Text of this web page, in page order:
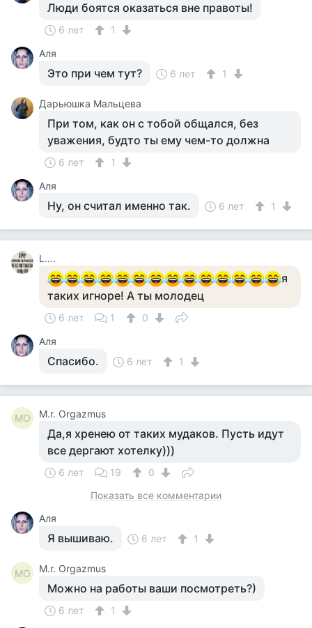
Люди боятся оказаться вне правоты!
6 лет
1
Аля
Это при чем тут? 6 лет 1
Дарьюшка Мальцева
При том, как он с тобой общался, без
уважения, будто ты ему чем-то должна
6 лет
1
Аля
Ну, он считал именно так. 6 лет 1
L….
я
таких игноре! А ты молодец
6 лет 1
0
Аля
Спасибо. 6 лет 1
MO M.r. Orgazmus
Да,я хренею от таких мудаков. Пусть идут
все дергают хотелку)))
6 лет 19
0
Показать все комментарии
Аля
Я вышиваю. 6 лет 1
MO M.r. Orgazmus
Можно на работы ваши посмотреть?)
6 лет 1